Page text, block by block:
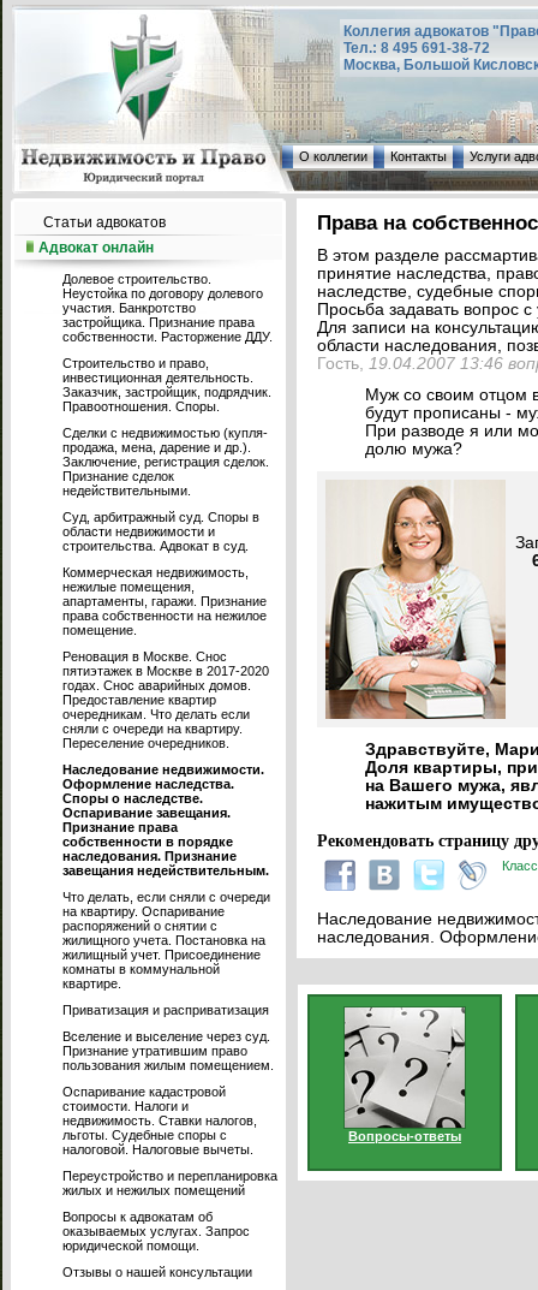
Коллегия адвокатов
Тел.: 8 495 691-38-72
Москва, Большой
О коллегии Контакты Услуги
Статьи адвокатов
Адвокат онлайн
Долевое строительство.
Неустойка по договору долевого
участия. Банкротство
застройщика. Признание права
собственности. Расторжение ДДУ.
Строительство и право,
инвестиционная деятельность.
Заказчик, застройщик, подрядчик.
Правоотношения. Споры.
Сделки с недвижимостью (купля-
продажа, мена, дарение и др.).
Заключение, регистрация сделок.
Признание сделок
недействительными.
Суд, арбитражный суд. Споры в
области недвижимости и
строительства. Адвокат в суд.
Коммерческая недвижимость,
нежилые помещения,
апартаменты, гаражи. Признание
права собственности на нежилое
помещение.
Реновация в Москве. Снос
пятиэтажек в Москве в 2017-2020
годах. Снос аварийных домов.
Предоставление квартир
очередникам. Что делать если
сняли с очереди на квартиру.
Переселение очередников.
Наследование недвижимости.
Оформление наследства.
Споры о наследстве.
Оспаривание завещания.
Признание права
собственности в порядке
наследования. Признание
завещания недействительным.
Что делать, если сняли с очереди
на квартиру. Оспаривание
распоряжений о снятии с
жилищного учета. Постановка на
жилищный учет. Присоединение
комнаты в коммунальной
квартире.
Приватизация и расприватизация
Вселение и выселение через суд.
Признание утратившим право
пользования жилым помещением.
Оспаривание кадастровой
стоимости. Налоги и
недвижимость. Ставки налогов,
льготы. Судебные споры с
налоговой. Налоговые вычеты.
Переустройство и перепланировка
жилых и нежилых помещений
Вопросы к адвокатам об
оказываемых услугах. Запрос
юридической помощи.
Отзывы о нашей консультации
Права на
В этом разделе
принятие наследства,
наследстве, судебные
Просьба задавать вопрос
Для записи на
области наследования,
Гость, 19.04.2007 13:46
Муж со своим отцом
будут прописаны -
При разводе я или
долю мужа?
Здравствуйте,
Доля квартиры,
на Вашего мужа,
нажитым
Рекомендовать страницу
Наследование
наследования.
Вопросы-ответы